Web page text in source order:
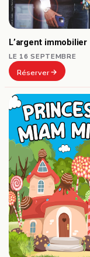
L’argent immobilier
LE 16 SEPTEMBRE
Réserver